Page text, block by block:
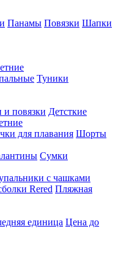
Панамы Повязки Шапки
Туники
повязки Детсткие
для плавания Шорты
Сумки
с чашками
Rered Пляжная
единица Цена до